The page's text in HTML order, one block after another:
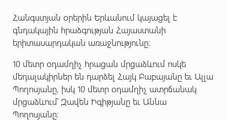
Հանգստյան օրերին Երևանում կայացել է
գնդակային հրաձգության Հայաստանի
երիտասարդական առաջնությունը:
10 մետր օդամղիչ հրացան մրցաձևում ոսկե
մեդալակիրներ են դարձել Հայկ Բաբայանը եւ Ալլա
Պողոսյանը, իսկ 10 մետր օդամղիչ ատրճանակ
մրցաձևում՝ Զավեն Իգիթյանը եւ Աննա
Պողոսյանը։